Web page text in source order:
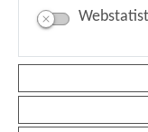
Sitemap
Anmelden
Facebook
xing
Newsfeed